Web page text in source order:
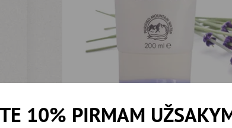
10% PIRMAM